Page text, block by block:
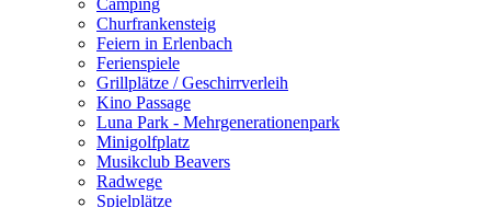
Camping
Churfrankensteig
Feiern in Erlenbach
Ferienspiele
Grillplätze / Geschirrverleih
Kino Passage
Luna Park - Mehrgenerationenpark
Minigolfplatz
Musikclub Beavers
Radwege
Spielplätze